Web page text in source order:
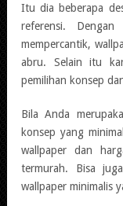
Itu dia beberapa
referensi.
mempercantik,
abru. Selain itu
pemilihan konsep
Bila Anda
konsep yang
wallpaper dan
termurah. Bisa
wallpaper minimalis